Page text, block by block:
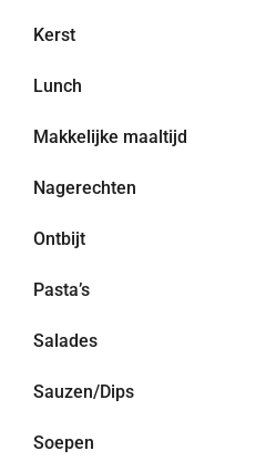
Kerst
Lunch
Makkelijke maaltijd
Nagerechten
Ontbijt
Pasta’s
Salades
Sauzen/Dips
Soepen